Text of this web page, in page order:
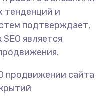
тенденций и
подтверждает,
является
продвижении сайта